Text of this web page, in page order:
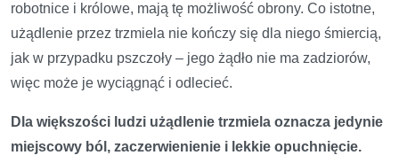
robotnice i królowe, mają tę możliwość obrony. Co istotne,
użądlenie przez trzmiela nie kończy się dla niego śmiercią,
jak w przypadku pszczoły – jego żądło nie ma zadziorów,
więc może je wyciągnąć i odlecieć.
Dla większości ludzi użądlenie trzmiela oznacza jedynie
miejscowy ból, zaczerwienienie i lekkie opuchnięcie.